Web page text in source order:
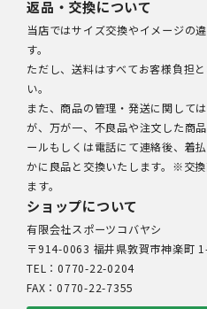
返品・交換について
当店ではサイズ交換やイメージの
す。
ただし、送料はすべてお客様負担
い。
また、商品の管理・発送に関して
が、万が一、不良品や注文した商
ールもしくは電話にて連絡後、着
かに良品と交換いたします。※交
ます。
ショップについて
有限会社スポーツコバヤシ
〒914-0063 福井県敦賀市神楽町
TEL：0770-22-0204
FAX：0770-22-7355